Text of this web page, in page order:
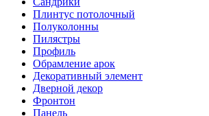
Плинтус потолочный
Полуколонны
Пилястры
Профиль
Обрамление арок
Декоративный элемент
Дверной декор
Фронтон
Панель